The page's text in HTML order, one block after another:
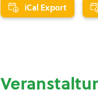
iCal Export